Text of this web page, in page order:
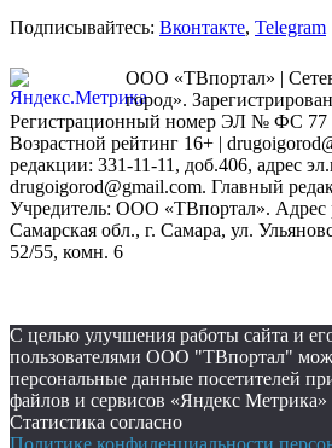
Подписывайтесь: Вконтакте, Telegram
ООО «ТВпортал» |
город».
Регистрационный номер ЭЛ № ФС 77 -
Возрастной рейтинг 16+ |
редакции: 331-11-11, доб.406, адрес
drugoigorod@gmail.com. Главный
Учредитель: ООО «ТВпортал». Адрес
Самарская обл., г. Самара, ул.
52/55, комн. 6
С целью улучшения работы сайта и
пользователями ООО "ТВпортал"
персональные данные посетителей
файлов и сервисов «Яндекс
Статистика согласно
Политике конфиденциальности